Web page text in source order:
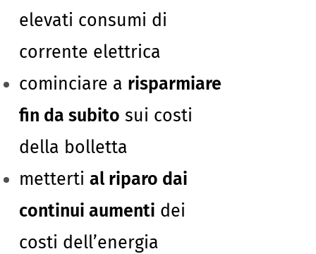
elevati consumi di
corrente elettrica
cominciare a risparmiare
fin da subito sui costi
della bolletta
metterti al riparo dai
continui aumenti dei
costi dell’energia